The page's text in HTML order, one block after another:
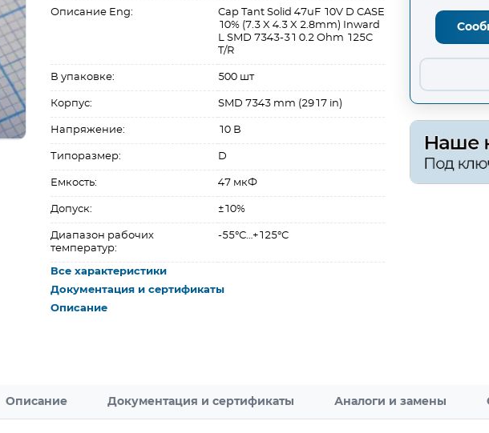
Описание Eng:
Cap Tant Solid 47uF 10V D CASE
10% (7.3 X 4.3 X 2.8mm) Inward
L SMD 7343-31 0.2 Ohm 125C
T/R
В упаковке: 500 шт
Корпус: SMD 7343 mm (2917 in)
Напряжение: 10 В
Типоразмер: D
Емкость: 47 мкФ
Допуск: ±10%
Диапазон рабочих
температур:
-55°С…+125°С
Все характеристики
Документация и сертификаты
Описание
Описание Документация и сертификаты Аналоги и замены